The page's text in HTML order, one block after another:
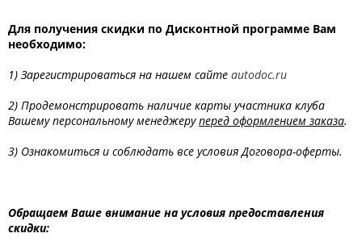
Для получения скидки по Дисконтной программе Вам
необходимо:
1) Зарегистрироваться на нашем сайте autodoc.ru
2) Продемонстрировать наличие карты участника клуба
Вашему персональному менеджеруперед оформлением заказа.
3) Ознакомиться и соблюдать все условия Договора-оферты.
Обращаем Ваше внимание на условия предоставления
скидки: